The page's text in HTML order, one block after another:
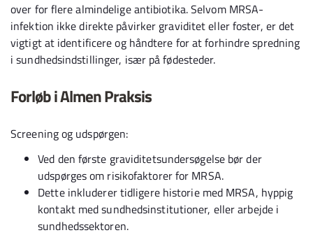
over for flere almindelige antibiotika. Selvom MRSA-
infektion ikke direkte påvirker graviditet eller foster, er det
vigtigt at identificere og håndtere for at forhindre spredning
i sundhedsindstillinger, især på fødesteder.
Forløb i Almen Praksis
Screening og udspørgen:
Ved den første graviditetsundersøgelse bør der
udspørges om risikofaktorer for MRSA.
Dette inkluderer tidligere historie med MRSA, hyppig
kontakt med sundhedsinstitutioner, eller arbejde i
sundhedssektoren.